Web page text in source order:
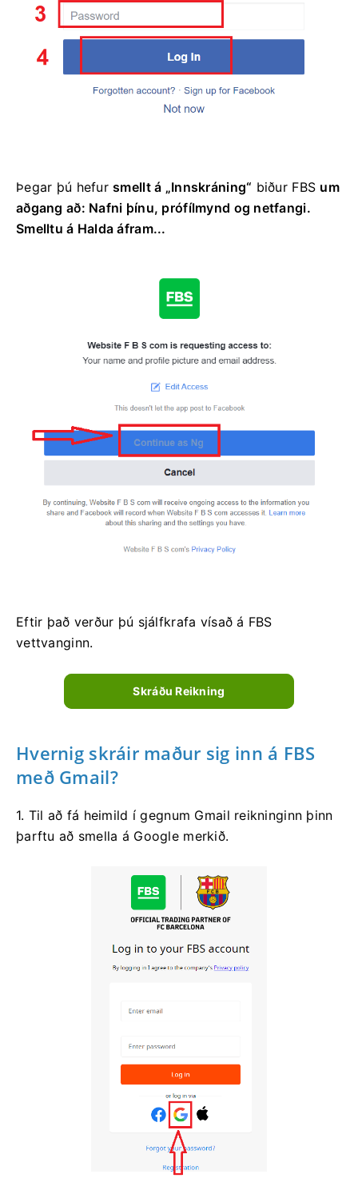
Þegar þú hefursmellt á „Innskráning“ biður FBS um
aðgang að: Nafni þínu, prófílmynd og netfangi.
Smelltu á Halda áfram...
Eftir það verður þú sjálfkrafa vísað á FBS
vettvanginn.
Skráðu Reikning
Hvernig skráir maður sig inn á FBS
með Gmail?
1. Til að fá heimild í gegnum Gmail reikninginn þinn
þarftu að smella á Google merkið.